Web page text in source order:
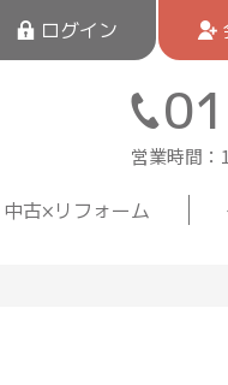
ログイン
営業時間
中古×リフォーム